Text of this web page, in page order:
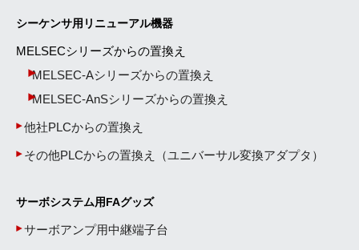
シーケンサ用リニューアル機器
MELSECシリーズからの置換え
MELSEC-Aシリーズからの置換え
MELSEC-AnSシリーズからの置換え
他社PLCからの置換え
その他PLCからの置換え（ユニバーサル変換アダプタ）
サーボシステム用FAグッズ
サーボアンプ用中継端子台